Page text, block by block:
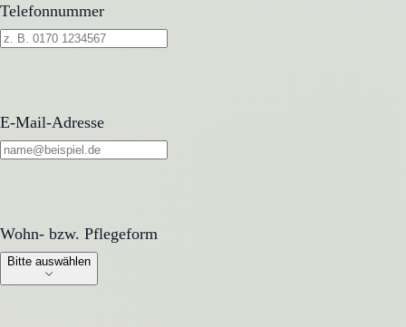
Telefonnummer
E-Mail-Adresse
Wohn- bzw. Pflegeform
Wohn- bzw. Pflegeform
Bitte auswählen